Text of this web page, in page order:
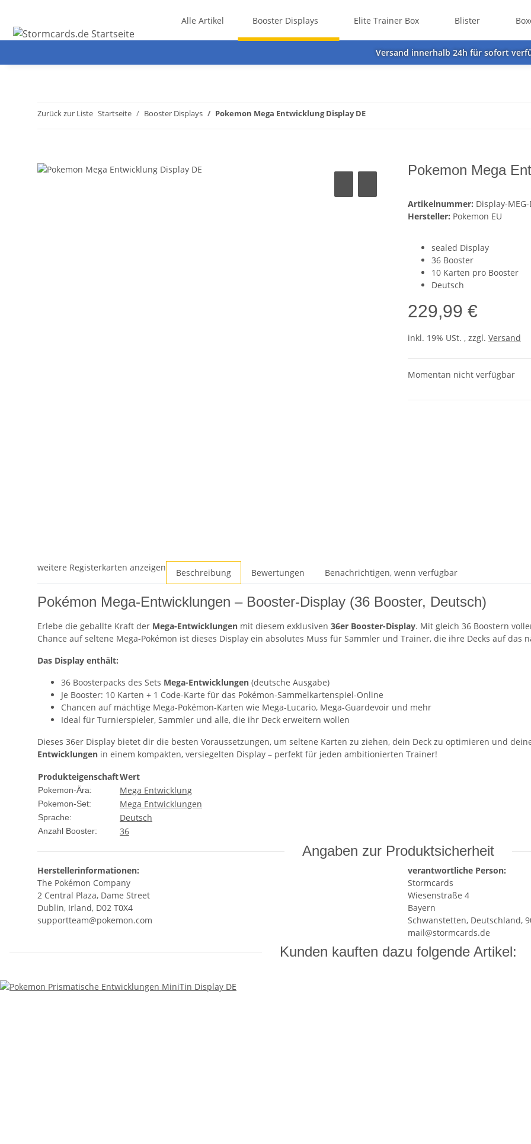
Alle Artikel Booster Displays Elite Trainer Box Blister
Versand innerhalb 24h für sofort
Zurück zur Liste Startseite Booster Displays Pokemon Mega Entwicklung Display DE
Pokemon Mega
Artikelnummer: Display-MEG-
Hersteller: Pokemon EU
sealed Display
36 Booster
10 Karten pro Booster
Deutsch
229,99 €
inkl. 19% USt. , zzgl. Versand
Momentan nicht verfügbar
weitere Registerkarten anzeigen Beschreibung Bewertungen Benachrichtigen, wenn verfügbar
Pokémon Mega-Entwicklungen – Booster-Display (36 Booster, Deutsch)
Erlebe die geballte Kraft der Mega-Entwicklungen mit diesem exklusiven 36er Booster-Display. Mit gleich 36 Boostern
Chance auf seltene Mega-Pokémon ist dieses Display ein absolutes Muss für Sammler und Trainer, die ihre Decks auf das
Das Display enthält:
36 Boosterpacks des Sets Mega-Entwicklungen (deutsche Ausgabe)
Je Booster: 10 Karten + 1 Code-Karte für das Pokémon-Sammelkartenspiel-Online
Chancen auf mächtige Mega-Pokémon-Karten wie Mega-Lucario, Mega-Guardevoir und mehr
Ideal für Turnierspieler, Sammler und alle, die ihr Deck erweitern wollen
Dieses 36er Display bietet dir die besten Voraussetzungen, um seltene Karten zu ziehen, dein Deck zu optimieren und
Entwicklungen in einem kompakten, versiegelten Display – perfekt für jeden ambitionierten Trainer!
ProdukteigenschaftWert
Pokemon-Ära: Mega Entwicklung
Pokemon-Set: Mega Entwicklungen
Sprache: Deutsch
Anzahl Booster: 36
Angaben zur Produktsicherheit
Herstellerinformationen:
The Pokémon Company
2 Central Plaza, Dame Street
Dublin, Irland, D02 T0X4
supportteam@pokemon.com
verantwortliche Person:
Stormcards
Wiesenstraße 4
Bayern
Schwanstetten, Deutschland,
mail@stormcards.de
Kunden kauften dazu folgende Artikel: